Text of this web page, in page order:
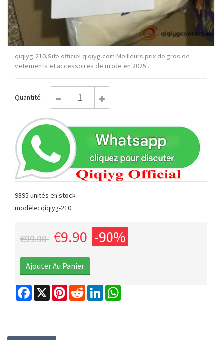
qiqiyg-210,Site officiel qiqiyg.com Meilleurs prix de gros de
vetements et accessoires de mode en 2025..
Quantité :
9895 unités en stock
modèle: qiqiyg-210
€99.00 €9.90 -90%
Facebook
X PinterestReddit LinkedIn